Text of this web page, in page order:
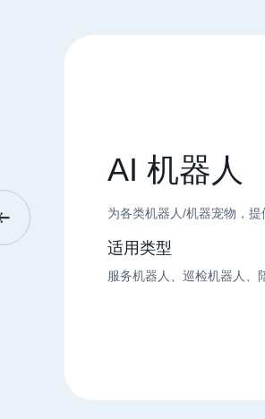
AI 机器人
为各类机器人/机器宠物，
适用类型
服务机器人、巡检机器人、